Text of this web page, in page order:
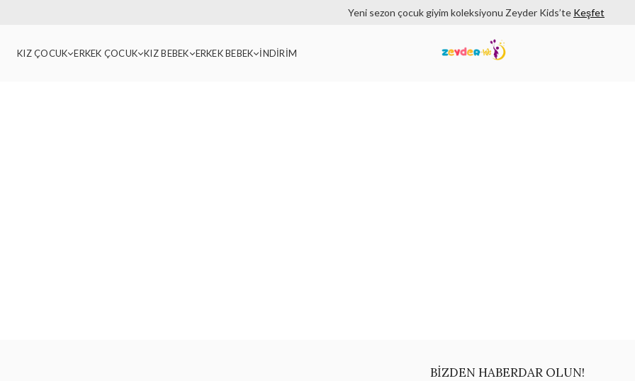
Yeni sezon çocuk giyim koleksiyonu Zeyder Kids’te Keşfet
KIZ ÇOCUK ERKEK ÇOCUK KIZ BEBEK ERKEK BEBEK İNDİRİM
BİZDEN HABERDAR OLUN!